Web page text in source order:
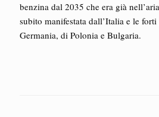
benzina dal 2035 che era già
subito manifestata dall’Italia e le
Germania, di Polonia e Bulgaria.